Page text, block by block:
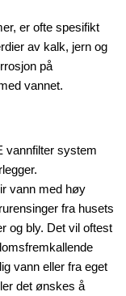
er ofte spesifikt
av kalk, jern og
på
vannet.
vannfilter system
vann med høy
fra husets
og bly. Det vil oftest
vann eller fra eget
det ønskes å